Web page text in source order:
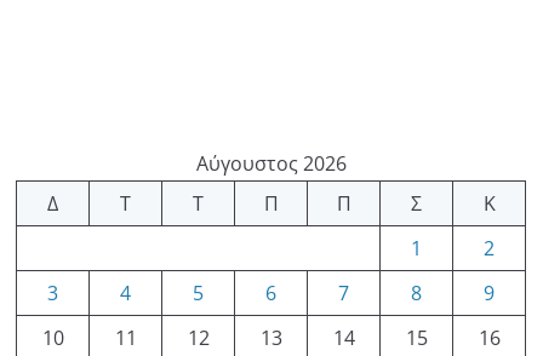
Αύγουστος 2026
Δ
Τ Τ Π Π Σ
Κ
1
2
3
4 5 6 7 8
9
10
11 12 13 14 15
16